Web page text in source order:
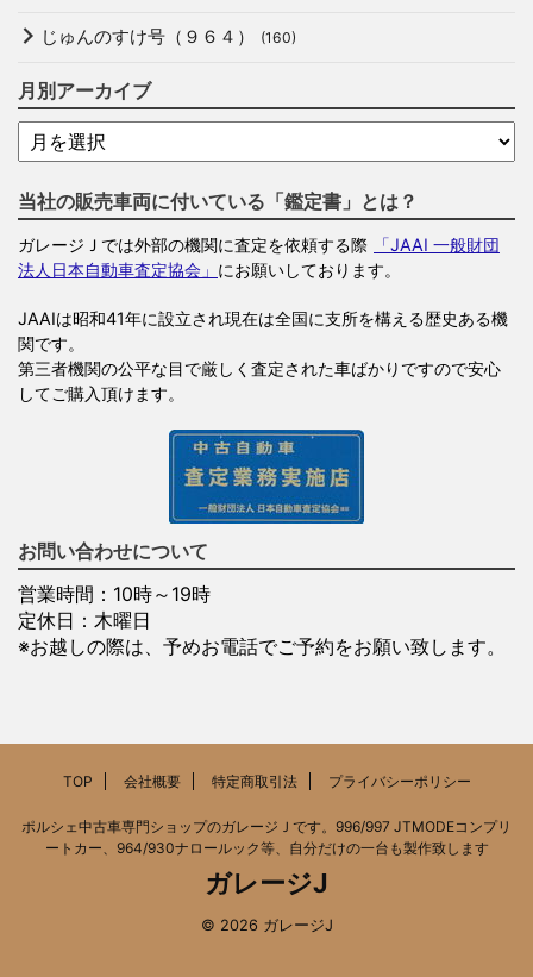
じゅんのすけ号（９６４） (160)
月別アーカイブ
当社の販売車両に付いている「鑑定書」とは？
ガレージＪでは外部の機関に査定を依頼する際
「JAAI 一般財団
法人日本自動車査定協会」 にお願いしております。
JAAIは昭和41年に設立され現在は全国に支所を構える歴史ある機
関です。
第三者機関の公平な目で厳しく査定された車ばかりですので安心
してご購入頂けます。
お問い合わせについて
営業時間：10時～19時
定休日：木曜日
※お越しの際は、予めお電話でご予約をお願い致します。
TOP 会社概要 特定商取引法 プライバシーポリシー
ポルシェ中古車専門ショップのガレージＪです。996/997 JTMODEコンプリ
ートカー、964/930ナロールック等、自分だけの一台も製作致します
ガレージJ
© 2026 ガレージJ